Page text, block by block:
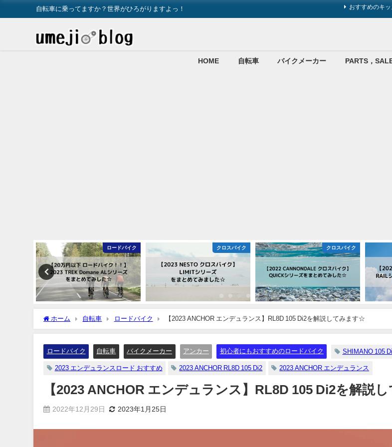
自転車に乗ってますか？世界がひろがりますよっ！ おすすめのキ
HOME 自転車 バイクメーカー PARTS，
ロードバイク クロスバイク クロスバイク
ホーム 自転車 ロードバイク 【2023 ANCHOR エンデュランス】RL8D 105 Di2を解説してみます☆
ロードバイク 自転車 バイクメーカー アンカー 初心者にもおすすめのロードバイク SHIMANO 105
2023 エンデュランスロード おすすめ 2023 ANCHOR RL8D 105 Di2 2023 ANCHOR エンデュランス
【2023 ANCHOR エンデュランス】RL8D 105 Di2を解説
2022年12月29日 2023年1月25日